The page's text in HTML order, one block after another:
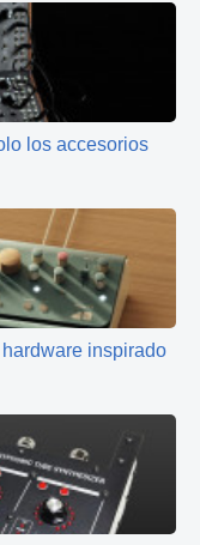
los accesorios
inspirado